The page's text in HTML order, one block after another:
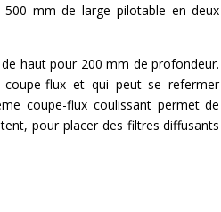
mm de large pilotable en deux
haut pour 200 mm de profondeur.
flux et qui peut se refermer
coupe-flux coulissant permet de
pour placer des filtres diffusants